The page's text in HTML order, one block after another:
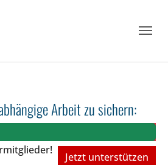
Arbeit zu sichern:
Jetzt unterstützen